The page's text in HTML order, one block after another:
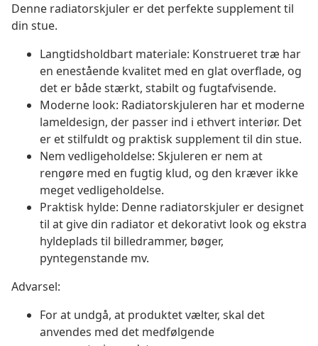
Denne radiatorskjuler er det perfekte supplement til
din stue.
Langtidsholdbart materiale: Konstrueret træ har
en enestående kvalitet med en glat overflade, og
det er både stærkt, stabilt og fugtafvisende.
Moderne look: Radiatorskjuleren har et moderne
lameldesign, der passer ind i ethvert interiør. Det
er et stilfuldt og praktisk supplement til din stue.
Nem vedligeholdelse: Skjuleren er nem at
rengøre med en fugtig klud, og den kræver ikke
meget vedligeholdelse.
Praktisk hylde: Denne radiatorskjuler er designet
til at give din radiator et dekorativt look og ekstra
hyldeplads til billedrammer, bøger,
pyntegenstande mv.
Advarsel:
For at undgå, at produktet vælter, skal det
anvendes med det medfølgende